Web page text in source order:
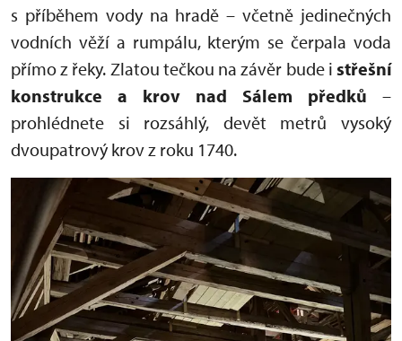
s příběhem vody na hradě – včetně jedinečných
vodních věží a rumpálu, kterým se čerpala voda
přímo z řeky. Zlatou tečkou na závěr bude i střešní
konstrukce a krov nad Sálem předků –
prohlédnete si rozsáhlý, devět metrů vysoký
dvoupatrový krov z roku 1740.